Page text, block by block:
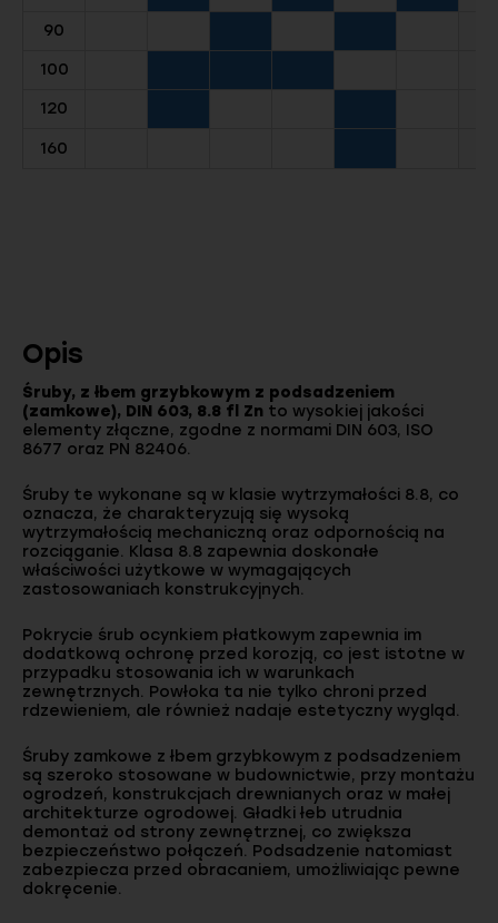
90
100
120
160
Opis
Śruby, z łbem grzybkowym z podsadzeniem
(zamkowe), DIN 603, 8.8 fl Zn to wysokiej jakości
elementy złączne, zgodne z normami DIN 603, ISO
8677 oraz PN 82406.
Śruby te wykonane są w klasie wytrzymałości 8.8, co
oznacza, że charakteryzują się wysoką
wytrzymałością mechaniczną oraz odpornością na
rozciąganie. Klasa 8.8 zapewnia doskonałe
właściwości użytkowe w wymagających
zastosowaniach konstrukcyjnych.
Pokrycie śrub ocynkiem płatkowym zapewnia im
dodatkową ochronę przed korozją, co jest istotne w
przypadku stosowania ich w warunkach
zewnętrznych. Powłoka ta nie tylko chroni przed
rdzewieniem, ale również nadaje estetyczny wygląd.
Śruby zamkowe z łbem grzybkowym z podsadzeniem
są szeroko stosowane w budownictwie, przy montażu
ogrodzeń, konstrukcjach drewnianych oraz w małej
architekturze ogrodowej. Gładki łeb utrudnia
demontaż od strony zewnętrznej, co zwiększa
bezpieczeństwo połączeń. Podsadzenie natomiast
zabezpiecza przed obracaniem, umożliwiając pewne
dokręcenie.